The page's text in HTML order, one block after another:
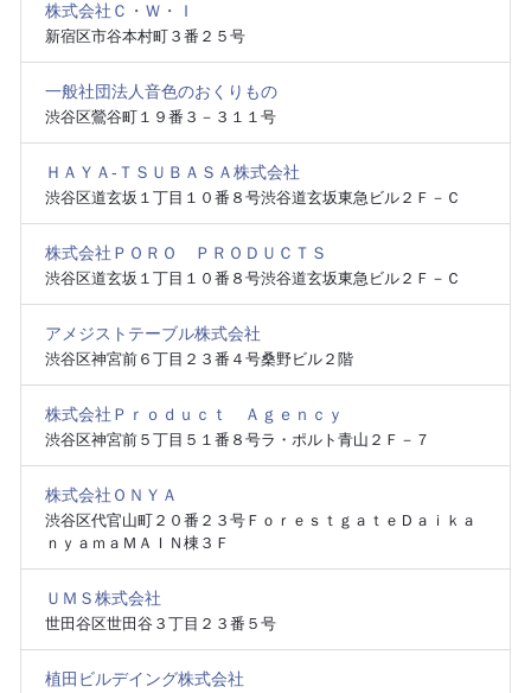
株式会社Ｃ・Ｗ・Ｉ
新宿区市谷本村町３番２５号
一般社団法人音色のおくりもの
渋谷区鶯谷町１９番３－３１１号
ＨＡＹＡ‐ＴＳＵＢＡＳＡ株式会社
渋谷区道玄坂１丁目１０番８号渋谷道玄坂東急ビル２Ｆ－Ｃ
株式会社ＰＯＲＯ ＰＲＯＤＵＣＴＳ
渋谷区道玄坂１丁目１０番８号渋谷道玄坂東急ビル２Ｆ－Ｃ
アメジストテーブル株式会社
渋谷区神宮前６丁目２３番４号桑野ビル２階
株式会社Ｐｒｏｄｕｃｔ Ａｇｅｎｃｙ
渋谷区神宮前５丁目５１番８号ラ・ポルト青山２Ｆ－７
株式会社ＯＮＹＡ
渋谷区代官山町２０番２３号ＦｏｒｅｓｔｇａｔｅＤａｉｋａ
ｎｙａｍａＭＡＩＮ棟３Ｆ
ＵＭＳ株式会社
世田谷区世田谷３丁目２３番５号
植田ビルデイング株式会社